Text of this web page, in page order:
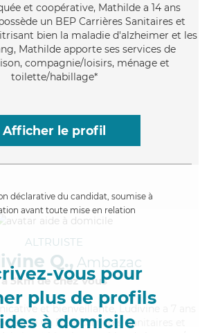
et coopérative, Mathilde a 14 ans
un BEP Carrières Sanitaires et
bien la maladie d'alzheimer et les
Mathilde apporte ses services de
compagnie/loisirs, ménage et
toilette/habillage*
Afficher le profil
déclarative du candidat, soumise à
avant toute mise en relation
vous pour
plus de profils
à domicile
ALTRUISTE
Q., Ambazac
à 5km de chez Vous
et bienveillante, Ludivine a 7 ans
un BEP Carrières Sanitaires et